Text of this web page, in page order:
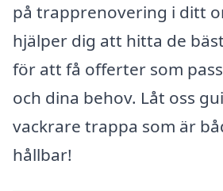
på trapprenovering i ditt
hjälper dig att hitta de
för att få offerter som
och dina behov. Låt oss
vackrare trappa som är
hållbar!